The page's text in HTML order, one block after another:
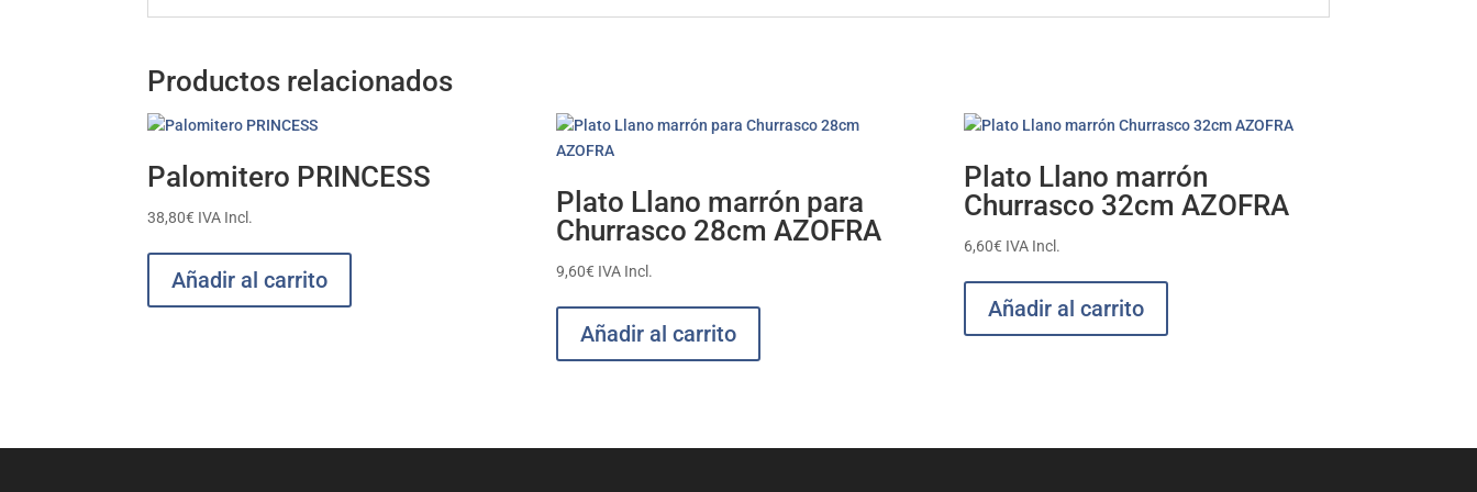
Productos relacionados
Palomitero PRINCESS
38,80€ IVA Incl.
Añadir al carrito
Plato Llano marrón para
Churrasco 28cm AZOFRA
9,60€ IVA Incl.
Añadir al carrito
Plato Llano marrón
Churrasco 32cm AZOFRA
6,60€ IVA Incl.
Añadir al carrito